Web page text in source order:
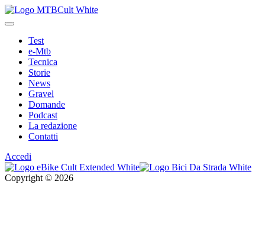
Test
e-Mtb
Tecnica
Storie
News
Gravel
Domande
Podcast
La redazione
Contatti
Accedi
Copyright © 2026